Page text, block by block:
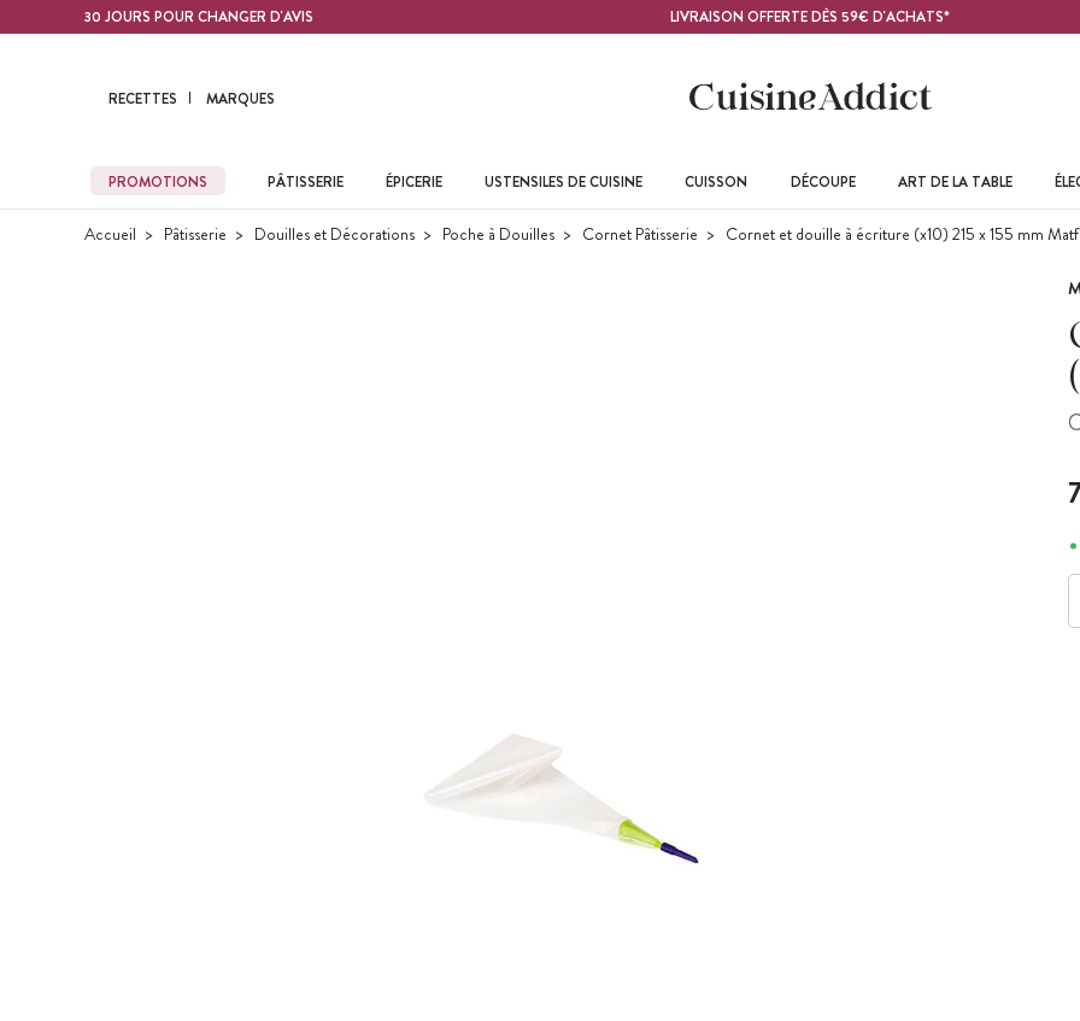
Contenu principal30 JOURS POUR CHANGER D'AVIS LIVRAISON OFFERTE DÈS 59€ D'ACHATS*
RECETTES MARQUES
PROMOTIONS PÂTISSERIE ÉPICERIE USTENSILES DE CUISINE CUISSON DÉCOUPE ART DE LA TABLE
Accueil Pâtisserie Douilles et Décorations Poche à Douilles Cornet Pâtisserie Cornet et douille à écriture (x10) 215 x 155 mm